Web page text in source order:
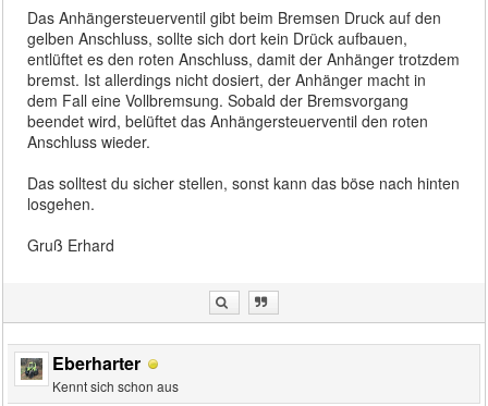
Das Anhängersteuerventil gibt beim Bremsen Druck auf den
gelben Anschluss, sollte sich dort kein Drück aufbauen,
entlüftet es den roten Anschluss, damit der Anhänger trotzdem
bremst. Ist allerdings nicht dosiert, der Anhänger macht in
dem Fall eine Vollbremsung. Sobald der Bremsvorgang
beendet wird, belüftet das Anhängersteuerventil den roten
Anschluss wieder.
Das solltest du sicher stellen, sonst kann das böse nach hinten
losgehen.
Gruß Erhard
Eberharter
Kennt sich schon aus